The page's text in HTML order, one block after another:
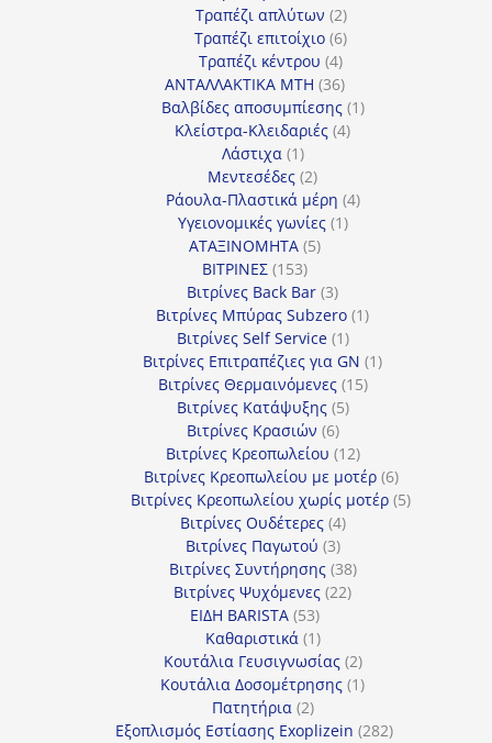
προϊόντα
Τραπέζι απλύτων 22
προϊόντα
Τραπέζι επιτοίχιο 66
προϊόντα
Τραπέζι κέντρου 44
προϊόντα
ΑΝΤΑΛΛΑΚΤΙΚΑ MTH 3636
προϊόντα
Βαλβίδες αποσυμπίεσης 11
Κλείστρα-Κλειδαριές 44
Λάστιχα 11
προϊόν
Μεντεσέδες 22
προϊόντα
Ράουλα-Πλαστικά μέρη 44
Υγειονομικές γωνίες 11
ΑΤΑΞΙΝΟΜΗΤΑ 55
ΒΙΤΡΙΝΕΣ 153153
προϊόντα
Βιτρίνες Back Bar 33
προϊόντα
Βιτρίνες Mπύρας Subzero 11
Βιτρίνες Self Service 11
προϊόν
Βιτρίνες Επιτραπέζιες για GN 11
Βιτρίνες Θερμαινόμενες 1515
Βιτρίνες Κατάψυξης 55
Βιτρίνες Κρασιών 66
προϊόντα
Βιτρίνες Κρεοπωλείου 1212
προϊόντα
Βιτρίνες Κρεοπωλείου με μοτέρ 66
προϊόντα
Βιτρίνες Κρεοπωλείου χωρίς μοτέρ 55
Βιτρίνες Ουδέτερες 44
προϊόντα
Βιτρίνες Παγωτού 33
προϊόντα
Βιτρίνες Συντήρησης 3838
προϊόντα
Βιτρίνες Ψυχόμενες 2222
ΕΙΔΗ BARISTA 5353
προϊόντα
Καθαριστικά 11
προϊόν
Κουτάλια Γευσιγνωσίας 22
προϊόντα
Κουτάλια Δοσομέτρησης 11
Πατητήρια 22
προϊόντα
Εξοπλισμός Εστίασης Exoplizein 282282